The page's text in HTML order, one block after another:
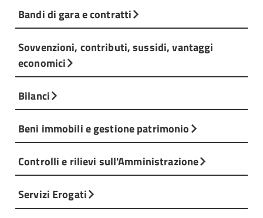
Bandi di gara e contratti
Sovvenzioni, contributi, sussidi, vantaggi
economici
Bilanci
Beni immobili e gestione patrimonio
Controlli e rilievi sull'Amministrazione
Servizi Erogati